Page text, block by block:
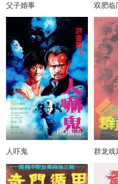
父子婚事 双肥临
HD国语
人吓鬼 群龙戏